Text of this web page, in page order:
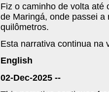
Fiz o caminho de volta até
de Maringá, onde passei
quilômetros.
Esta narrativa continua na
English
02-Dec-2025 --